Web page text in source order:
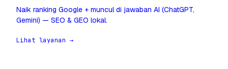
Naik ranking Google + muncul di jawaban AI (ChatGPT,
Gemini) — SEO & GEO lokal.
Lihat layanan →